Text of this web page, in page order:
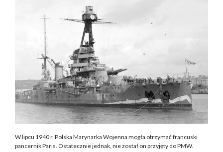
W lipcu 1940 r. Polska Marynarka Wojenna mogła otrzymać francuski
pancernik Paris. Ostatecznie jednak, nie został on przyjęty do PMW.